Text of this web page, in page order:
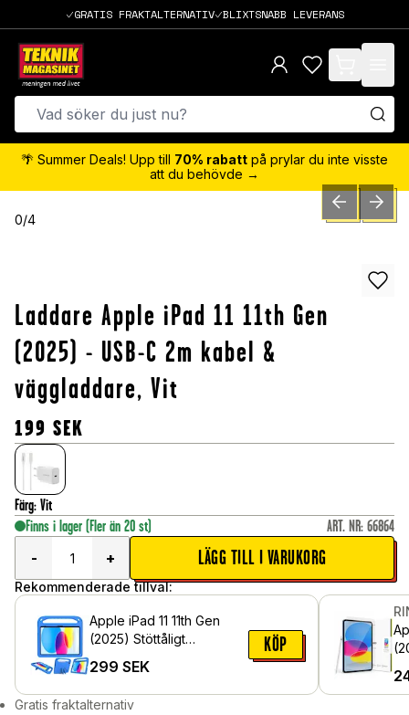
GRATIS FRAKTALTERNATIV BLIXTSNABB LEVERANS
items in cart,
🌴 Summer Deals! Upp till 70% rabatt på prylar du inte visste
att du behövde →
0/4 PREVIOUSNEXT
Laddare Apple iPad 11 11th Gen
(2025) - USB-C 2m kabel &
väggladdare, Vit
199 SEK
Färg: Vit
Finns i lager (Fler än 20 st) ART. NR: 66864
-
+ LÄGG TILL I VARUKORG
Rekommenderade tillval:
Apple iPad 11 11th Gen
(2025) Stöttåligt
Perfekt för barn, Blå
299 SEK
KÖP
Gratis fraktalternativ